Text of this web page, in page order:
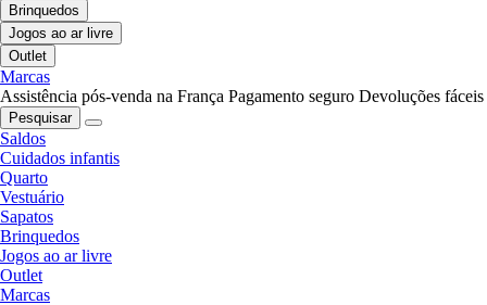
Brinquedos
Jogos ao ar livre
Outlet
Marcas
Assistência pós-venda na França Pagamento seguro Devoluções fáceis
Pesquisar
Saldos
Cuidados infantis
Quarto
Vestuário
Sapatos
Brinquedos
Jogos ao ar livre
Outlet
Marcas